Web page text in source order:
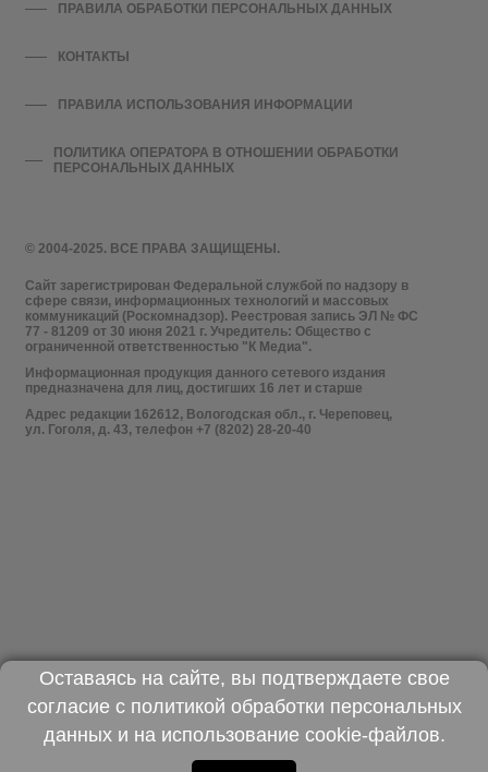
© 2004-2025. ВСЕ ПРАВА ЗАЩИЩЕНЫ.
Сайт зарегистрирован Федеральной службой по надзору в
сфере связи, информационных технологий и массовых
коммуникаций (Роскомнадзор). Реестровая запись ЭЛ № ФС
77 - 81209 от 30 июня 2021 г. Учредитель: Общество с
ограниченной ответственностью "К Медиа".
Информационная продукция данного сетевого издания
предназначена для лиц, достигших 16 лет и старше
Адрес редакции 162612, Вологодская обл., г. Череповец,
ул. Гоголя, д. 43, телефон +7 (8202) 28-20-40
ПРАВИЛА ОБРАБОТКИ ПЕРСОНАЛЬНЫХ ДАННЫХ
КОНТАКТЫ
ПРАВИЛА ИСПОЛЬЗОВАНИЯ ИНФОРМАЦИИ
ПОЛИТИКА ОПЕРАТОРА В ОТНОШЕНИИ ОБРАБОТКИ
ПЕРСОНАЛЬНЫХ ДАННЫХ
Оставаясь на сайте, вы подтверждаете свое
согласие с политикой обработки персональных
данныхи на использование cookie-файлов.